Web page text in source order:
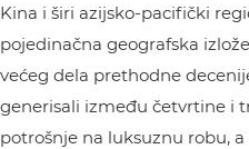
Kina i širi azijsko-pacifički
pojedinačna geografska
većeg dela prethodne
generisali između četvrtine i
potrošnje na luksuznu robu,